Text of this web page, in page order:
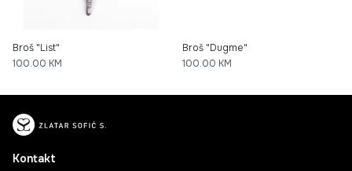
Broš "List"
100.00 KM
Broš "Dugme"
100.00 KM
Kontakt